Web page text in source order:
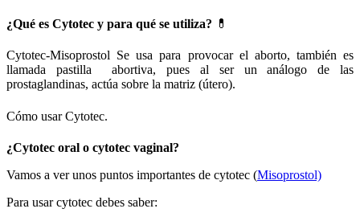
¿Qué es Cytotec y para qué se utiliza? 💊
Cytotec-Misoprostol Se usa para provocar el aborto, también es
llamada pastilla abortiva, pues al ser un análogo de las
prostaglandinas, actúa sobre la matriz (útero).
Cómo usar Cytotec.
¿Cytotec oral o cytotec vaginal?
Vamos a ver unos puntos importantes de cytotec (Misoprostol)
Para usar cytotec debes saber: